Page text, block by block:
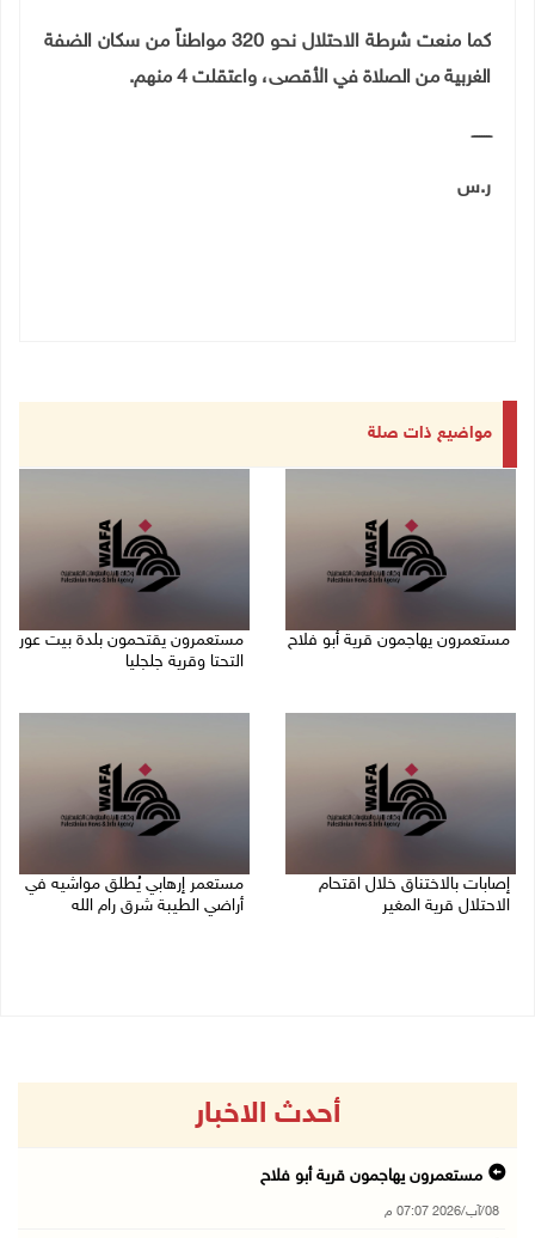
كما منعت شرطة الاحتلال نحو 320 مواطناً من سكان الضفة
الغربية من الصلاة في الأقصى، واعتقلت 4 منهم
.
ــــــــ
ر.س
مواضيع ذات صلة
مستعمرون يهاجمون قرية أبو فلاح
مستعمرون يقتحمون بلدة بيت عور
التحتا وقرية جلجليا
إصابات بالاختناق خلال اقتحام
الاحتلال قرية المغير
مستعمر إرهابي يُطلق مواشيه في
أراضي الطيبة شرق رام الله
أحدث الاخبار
مستعمرون يهاجمون قرية أبو فلاح
08/آب/2026 07:07 م